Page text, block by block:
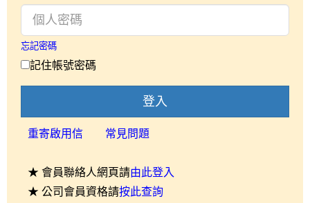
忘記密碼
記住帳號密碼
登入
重寄啟用信 常見問題
★ 會員聯絡人網頁請由此登入
★ 公司會員資格請按此查詢